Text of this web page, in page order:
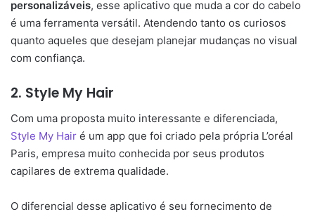
personalizáveis, esse aplicativo que muda a cor do cabelo
é uma ferramenta versátil. Atendendo tanto os curiosos
quanto aqueles que desejam planejar mudanças no visual
com confiança.
2. Style My Hair
Com uma proposta muito interessante e diferenciada,
Style My Hair é um app que foi criado pela própria L’oréal
Paris, empresa muito conhecida por seus produtos
capilares de extrema qualidade.
O diferencial desse aplicativo é seu fornecimento de